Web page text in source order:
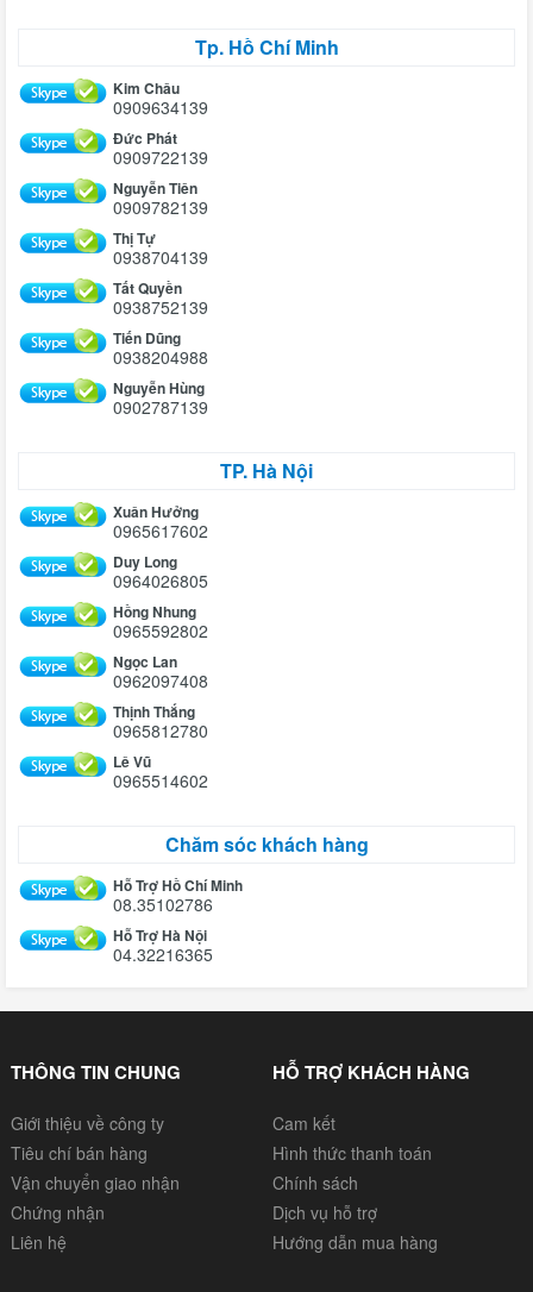
Tp. Hồ Chí Minh
Kim Châu
0909634139
Đức Phát
0909722139
Nguyễn Tiên
0909782139
Thị Tự
0938704139
Tất Quyền
0938752139
Tiến Dũng
0938204988
Nguyễn Hùng
0902787139
TP. Hà Nội
Xuân Hưởng
0965617602
Duy Long
0964026805
Hồng Nhung
0965592802
Ngọc Lan
0962097408
Thịnh Thắng
0965812780
Lê Vũ
0965514602
Chăm sóc khách hàng
Hỗ Trợ Hồ Chí Minh
08.35102786
Hỗ Trợ Hà Nội
04.32216365
THÔNG TIN CHUNG
Giới thiệu về công ty
Tiêu chí bán hàng
Vận chuyển giao nhận
Chứng nhận
Liên hệ
HỖ TRỢ KHÁCH HÀNG
Cam kết
Hình thức thanh toán
Chính sách
Dịch vụ hỗ trợ
Hướng dẫn mua hàng